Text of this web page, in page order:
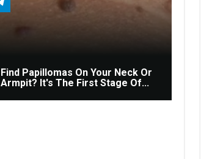
Find Papillomas On Your Neck Or
Armpit? It's The First Stage Of...